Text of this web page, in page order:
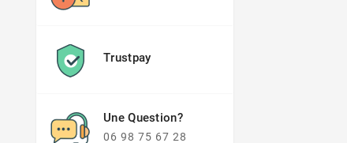
Trustpay
Une Question?
06 98 75 67 28